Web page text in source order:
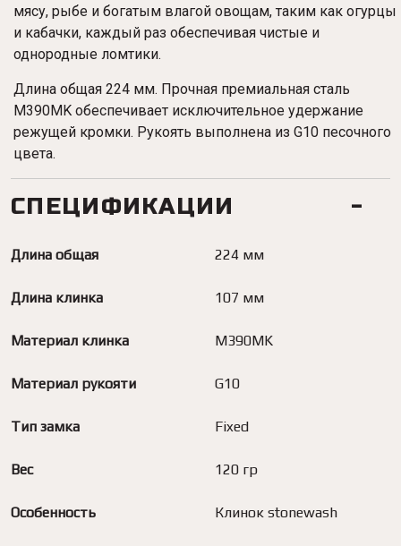
мясу, рыбе и богатым влагой овощам, таким как огурцы
и кабачки, каждый раз обеспечивая чистые и
однородные ломтики.
Длина общая 224 мм. Прочная премиальная сталь
M390MK обеспечивает исключительное удержание
режущей кромки. Рукоять выполнена из G10 песочного
цвета.
СПЕЦИФИКАЦИИ
Длина общая 224 мм
Длина клинка 107 мм
Материал клинка M390MK
Материал рукояти G10
Тип замка Fixed
Вес 120 гр
Особенность Клинок stonewash